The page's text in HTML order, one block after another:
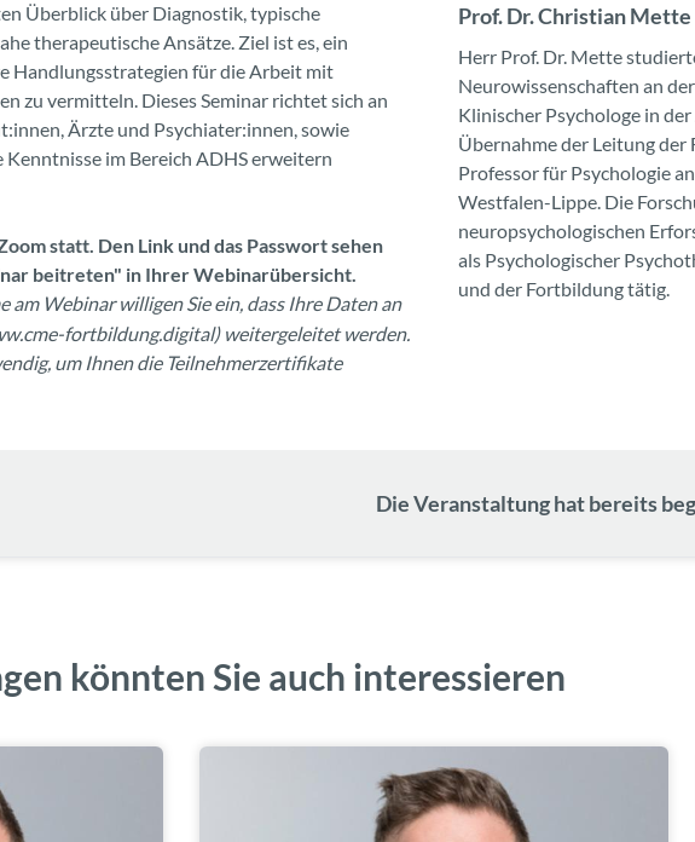
Überblick über Diagnostik, typische
therapeutische Ansätze. Ziel ist es, ein
Handlungsstrategien für die Arbeit mit
zu vermitteln. Dieses Seminar richtet sich an
Ärzte und Psychiater:innen, sowie
im Bereich ADHS erweitern
statt. Den Link und das Passwort sehen
beitreten" in Ihrer Webinarübersicht.
am Webinar willigen Sie ein, dass Ihre Daten an
fortbildung.digital) weitergeleitet werden.
um Ihnen die Teilnehmerzertifikate
Prof. Dr. Christian Mette
Herr Prof. Dr. Mette
Neurowissenschaften an
Klinischer Psychologe in
Übernahme der Leitung der
Professor für Psychologie
Westfalen-Lippe. Die
neuropsychologischen
als Psychologischer
und der Fortbildung tätig.
Die Veranstaltung hat bereits
könnten Sie auch interessieren